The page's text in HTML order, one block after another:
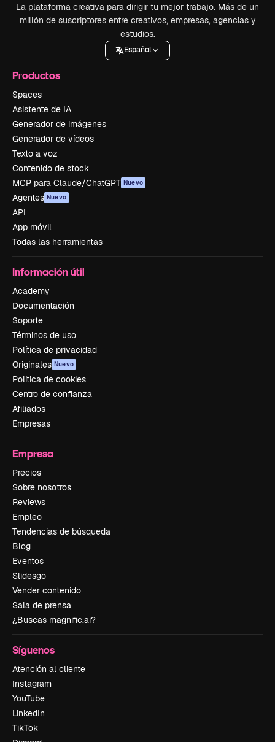
La plataforma creativa para dirigir tu mejor trabajo. Más de un
millón de suscriptores entre creativos, empresas, agencias y
estudios.
Español
Productos
Spaces
Asistente de IA
Generador de imágenes
Generador de vídeos
Texto a voz
Contenido de stock
MCP para Claude/ChatGPT Nuevo
Agentes Nuevo
API
App móvil
Todas las herramientas
Información útil
Academy
Documentación
Soporte
Términos de uso
Política de privacidad
Originales Nuevo
Política de cookies
Centro de confianza
Afiliados
Empresas
Empresa
Precios
Sobre nosotros
Reviews
Empleo
Tendencias de búsqueda
Blog
Eventos
Slidesgo
Vender contenido
Sala de prensa
¿Buscas magnific.ai?
Síguenos
Atención al cliente
Instagram
YouTube
LinkedIn
TikTok